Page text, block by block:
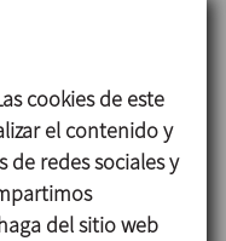
cookies de este
el contenido y
redes sociales y
del sitio web